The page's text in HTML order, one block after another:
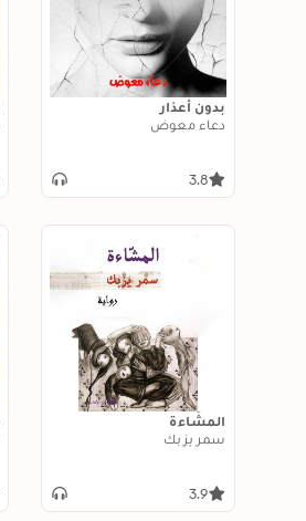
بدون أعذار
دعاء معوض
3.8
المشّاءة
سمر يزبك
3.9